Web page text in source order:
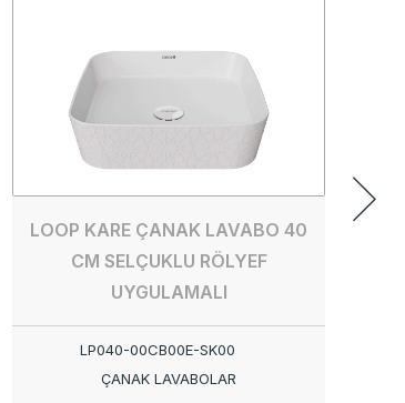
LOOP KARE ÇANAK LAVABO 40
CM SELÇUKLU RÖLYEF
UYGULAMALI
LP040-00CB00E-SK00
ÇANAK LAVABOLAR